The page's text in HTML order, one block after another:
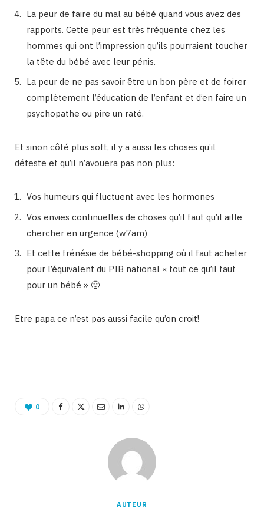
La peur de faire du mal au bébé quand vous avez des
rapports. Cette peur est très fréquente chez les
hommes qui ont l’impression qu’ils pourraient toucher
la tête du bébé avec leur pénis.
La peur de ne pas savoir être un bon père et de foirer
complètement l’éducation de l’enfant et d’en faire un
psychopathe ou pire un raté.
Et sinon côté plus soft, il y a aussi les choses qu’il
déteste et qu’il n’avouera pas non plus:
Vos humeurs qui fluctuent avec les hormones
Vos envies continuelles de choses qu’il faut qu’il aille
chercher en urgence (w7am)
Et cette frénésie de bébé-shopping où il faut acheter
pour l’équivalent du PIB national « tout ce qu’il faut
pour un bébé » 🙂
Etre papa ce n’est pas aussi facile qu’on croit!
0
AUTEUR